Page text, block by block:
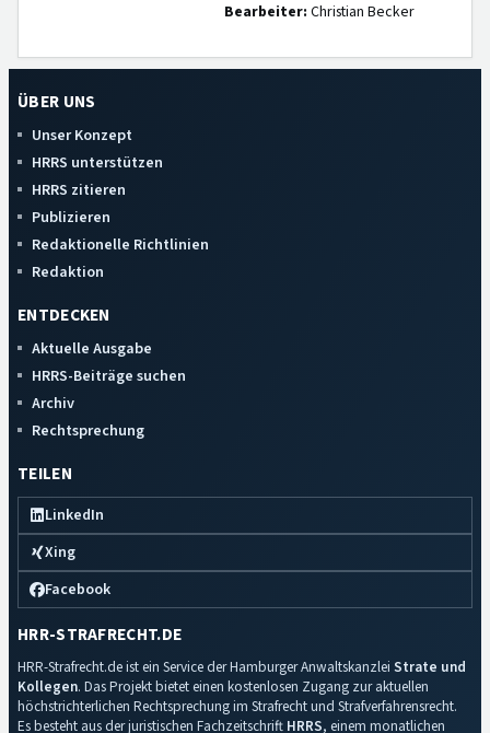
Bearbeiter: Christian Becker
ÜBER UNS
Unser Konzept
HRRS unterstützen
HRRS zitieren
Publizieren
Redaktionelle Richtlinien
Redaktion
ENTDECKEN
Aktuelle Ausgabe
HRRS-Beiträge suchen
Archiv
Rechtsprechung
TEILEN
LinkedIn
Xing
Facebook
HRR-STRAFRECHT.DE
HRR-Strafrecht.de ist ein Service der Hamburger Anwaltskanzlei Strate und
Kollegen. Das Projekt bietet einen kostenlosen Zugang zur aktuellen
höchstrichterlichen Rechtsprechung im Strafrecht und Strafverfahrensrecht.
Es besteht aus der juristischen Fachzeitschrift HRRS, einem monatlichen